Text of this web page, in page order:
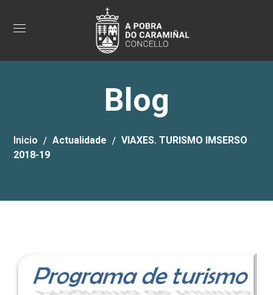
Blog
Inicio Actualidade
VIAXES. TURISMO IMSERSO
2018-19